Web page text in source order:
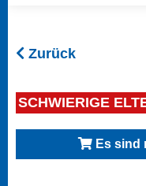
Zurück
SCHWIERIGE
Es sind